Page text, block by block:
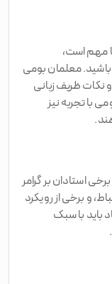
مهم است،
می‌توانید به دنبال معلم زبان فرانسه native باشید. معلمان بومی
نکات ظریف زبانی
با تجربه نیز
استادان بر گرامر
و برخی از رویکرد
باید با سبک